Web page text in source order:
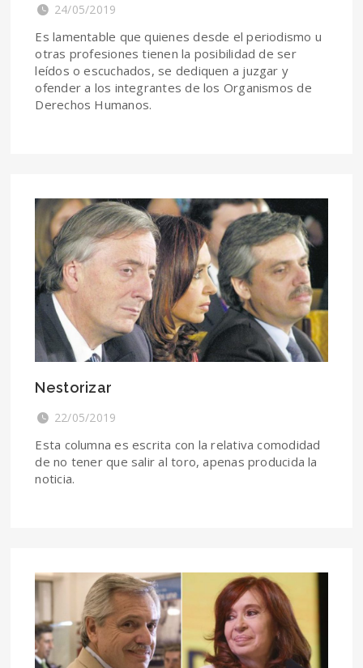
24/05/2019
Es lamentable que quienes desde el periodismo u
otras profesiones tienen la posibilidad de ser
leídos o escuchados, se dediquen a juzgar y
ofender a los integrantes de los Organismos de
Derechos Humanos.
Nestorizar
22/05/2019
Esta columna es escrita con la relativa comodidad
de no tener que salir al toro, apenas producida la
noticia.